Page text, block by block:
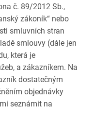
č. 89/2012 Sb.,
zákoník“ nebo
smluvních stran
smlouvy (dále jen
která je
a zákazníkem. Na
dostatečným
objednávky
seznámit na